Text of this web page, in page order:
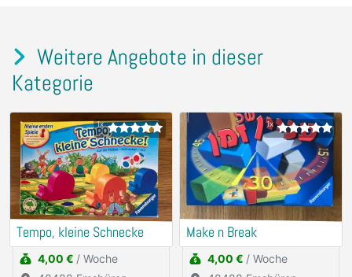
Weitere Angebote in dieser
Kategorie
1x
Tempo, kleine Schnecke
4,00 € / Woche
1x
Make n Break
4,00 € / Woche